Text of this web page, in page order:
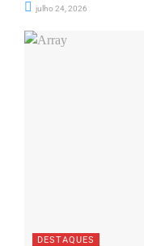
julho 24, 2026
DESTAQUES